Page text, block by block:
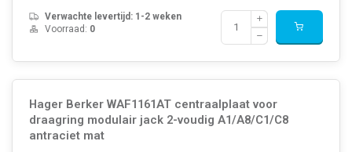
Verwachte levertijd: 1-2 weken
Voorraad: 0
Hager Berker WAF1161AT centraalplaat voor
draagring modulair jack 2-voudig A1/A8/C1/C8
antraciet mat